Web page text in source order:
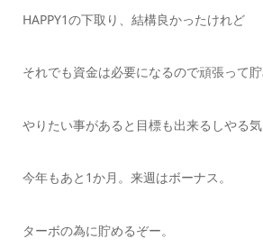
HAPPY1の下取り、結構良かったけれど
それでも資金は必要になるので頑張って貯
やりたい事があると目標も出来るしやる気
今年もあと1か月。来週はボーナス。
ターボの為に貯めるぞー。